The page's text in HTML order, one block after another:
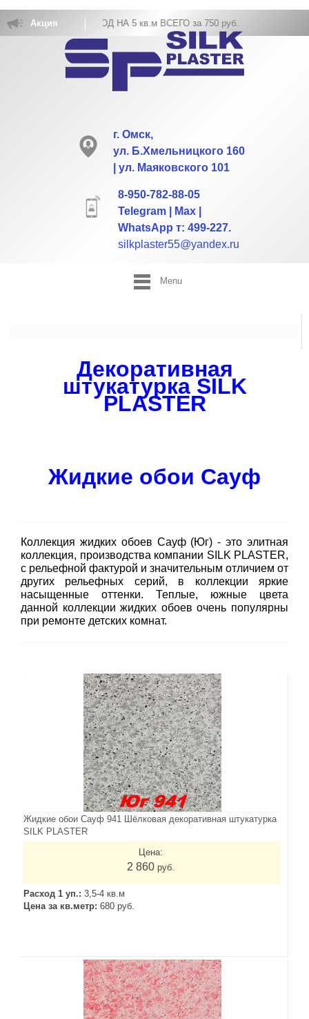
Акция
ОБОЕВ РАСХОД НА 5 кв.м ВСЕГО за 750 руб.
г. Омск,
ул. Б.Хмельницкого 160
| ул. Маяковского 101
8-950-782-88-05
Telegram | Max |
WhatsApp т: 499-227.
silkplaster55@yandex.ru
Menu
Декоративная
штукатурка SILK
PLASTER
Жидкие обои Сауф
Коллекция жидких обоев Сауф (Юг) - это элитная
коллекция, производства компании SILK PLASTER,
с рельефной фактурой и значительным отличием от
других рельефных серий, в коллекции яркие
насыщенные оттенки. Теплые, южные цвета
данной коллекции жидких обоев очень популярны
при ремонте детских комнат.
Жидкие обои Сауф 941 Шёлковая декоративная штукатурка
SILK PLASTER
Цена:
2 860 руб.
Расход 1 уп.: 3,5-4 кв.м
Цена за кв.метр: 680 руб.